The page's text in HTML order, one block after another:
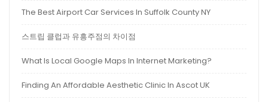
The Best Airport Car Services In Suffolk County NY
스트립 클럽과 유흥주점의 차이점
What Is Local Google Maps In Internet Marketing?
Finding An Affordable Aesthetic Clinic In Ascot UK